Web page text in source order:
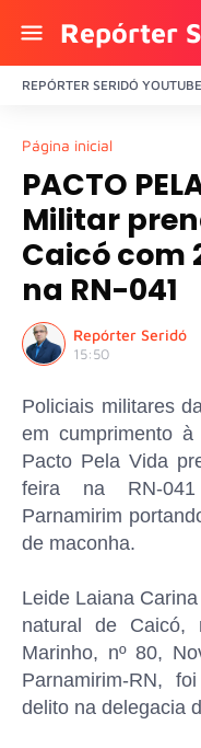
Repórter
REPÓRTER SERIDÓ YOUTUBE
Página inicial
PACTO
Militar
Caicó com
na RN-041
Repórter Seridó
15:50
Policiais militares
em cumprimento
Pacto Pela Vida
feira na RN-
Parnamirim
de maconha.
Leide Laiana
natural de Caicó,
Marinho, nº 80,
Parnamirim-RN,
delito na delegacia